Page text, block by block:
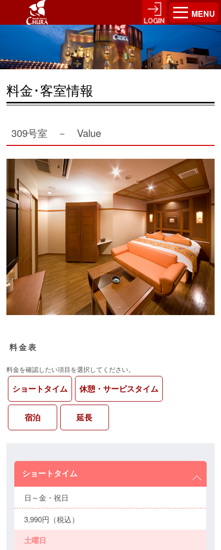
MENU
料金･客室情報
309号室 － Value
料金表
料金を確認したい項目を選択してください。
ショートタイム 休憩・サービスタイム
宿泊 延長
ショートタイム
日～金・祝日
3,990円（税込）
土曜日